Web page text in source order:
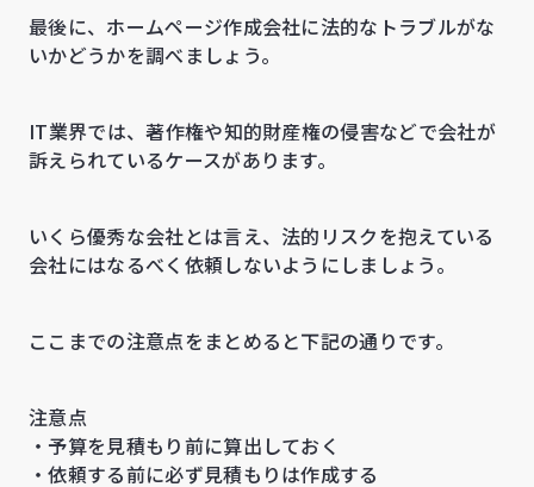
最後に、ホームページ作成会社に法的なトラブルがな
いかどうかを調べましょう。
IT業界では、著作権や知的財産権の侵害などで会社が
訴えられているケースがあります。
いくら優秀な会社とは言え、法的リスクを抱えている
会社にはなるべく依頼しないようにしましょう。
ここまでの注意点をまとめると下記の通りです。
注意点
・予算を見積もり前に算出しておく
・依頼する前に必ず見積もりは作成する